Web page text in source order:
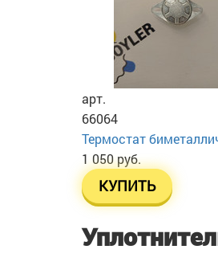
арт.
66064
Термостат
1 050 руб.
КУПИТЬ